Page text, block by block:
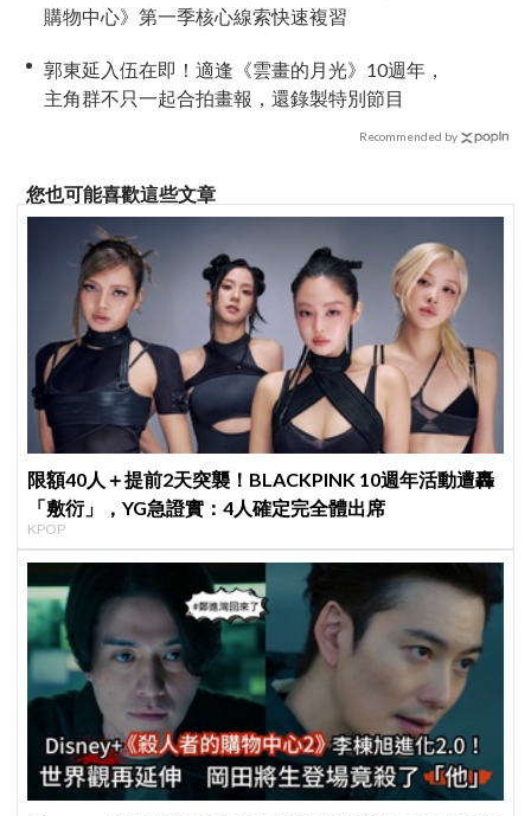
購物中心》第一季核心線索快速複習
郭東延入伍在即！適逢《雲畫的月光》10週年，
主角群不只一起合拍畫報，還錄製特別節目
Recommended by
您也可能喜歡這些文章
限額40人＋提前2天突襲！BLACKPINK 10週年活動遭轟
「敷衍」，YG急證實：4人確定完全體出席
KPOP